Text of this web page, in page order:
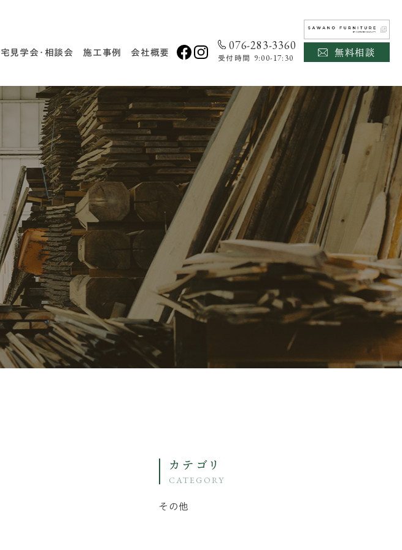
見学会・相談会 施工事例 会社概要
076-283-3360
受付時間 9:00-17:30 無料相談
カテゴリ
CATEGORY
その他